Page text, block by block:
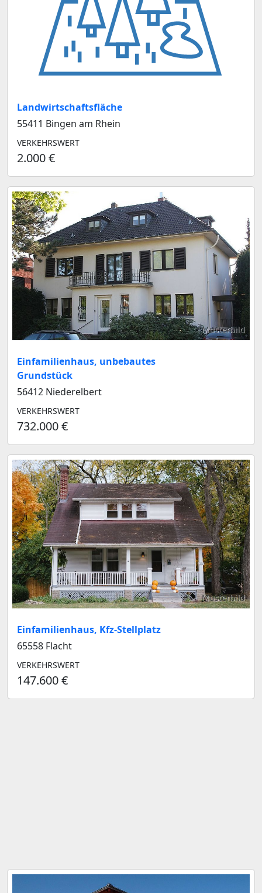
Landwirtschaftsfläche
55411 Bingen am Rhein
VERKEHRSWERT
2.000 €
Musterbild
Einfamilienhaus, unbebautes
Grundstück
56412 Niederelbert
VERKEHRSWERT
732.000 €
Musterbild
Einfamilienhaus, Kfz-Stellplatz
65558 Flacht
VERKEHRSWERT
147.600 €